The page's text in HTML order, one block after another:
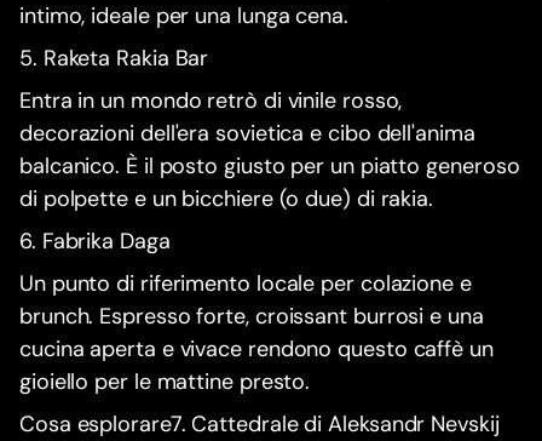
intimo, ideale per una lunga cena.
5. Raketa Rakia Bar
Entra in un mondo retrò di vinile rosso,
decorazioni dell'era sovietica e cibo dell'anima
balcanico. È il posto giusto per un piatto generoso
di polpette e un bicchiere (o due) di rakia.
6. Fabrika Daga
Un punto di riferimento locale per colazione e
brunch. Espresso forte, croissant burrosi e una
cucina aperta e vivace rendono questo caffè un
gioiello per le mattine presto.
Cosa esplorare7. Cattedrale di Aleksandr Nevskij